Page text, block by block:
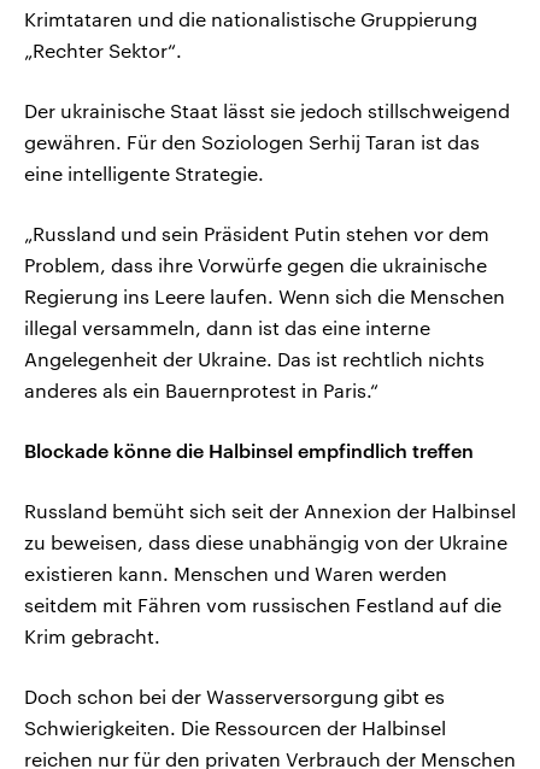
Krimtataren und die nationalistische Gruppierung
„Rechter Sektor“.
Der ukrainische Staat lässt sie jedoch stillschweigend
gewähren. Für den Soziologen Serhij Taran ist das
eine intelligente Strategie.
„Russland und sein Präsident Putin stehen vor dem
Problem, dass ihre Vorwürfe gegen die ukrainische
Regierung ins Leere laufen. Wenn sich die Menschen
illegal versammeln, dann ist das eine interne
Angelegenheit der Ukraine. Das ist rechtlich nichts
anderes als ein Bauernprotest in Paris.“
Blockade könne die Halbinsel empfindlich treffen
Russland bemüht sich seit der Annexion der Halbinsel
zu beweisen, dass diese unabhängig von der Ukraine
existieren kann. Menschen und Waren werden
seitdem mit Fähren vom russischen Festland auf die
Krim gebracht.
Doch schon bei der Wasserversorgung gibt es
Schwierigkeiten. Die Ressourcen der Halbinsel
reichen nur für den privaten Verbrauch der Menschen